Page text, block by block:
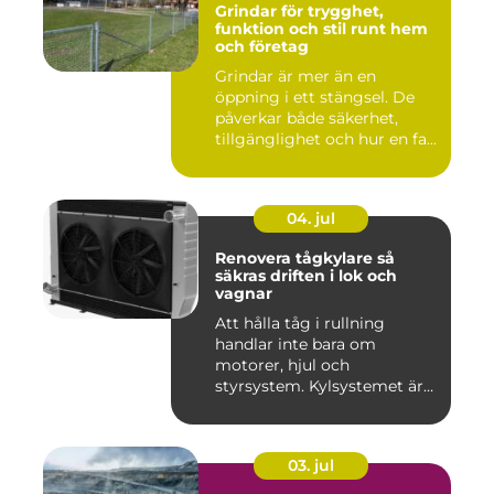
Grindar för trygghet,
funktion och stil runt hem
och företag
Grindar är mer än en
öppning i ett stängsel. De
påverkar både säkerhet,
tillgänglighet och hur en fa...
04. jul
Renovera tågkylare så
säkras driften i lok och
vagnar
Att hålla tåg i rullning
handlar inte bara om
motorer, hjul och
styrsystem. Kylsystemet är
03. jul